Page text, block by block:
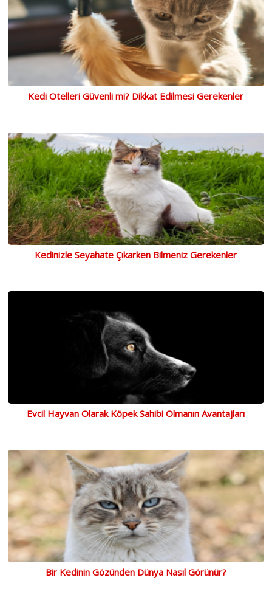
Kedi Otelleri Güvenli mi? Dikkat Edilmesi Gerekenler
Kedinizle Seyahate Çıkarken Bilmeniz Gerekenler
Evcil Hayvan Olarak Köpek Sahibi Olmanın Avantajları
Bir Kedinin Gözünden Dünya Nasıl Görünür?